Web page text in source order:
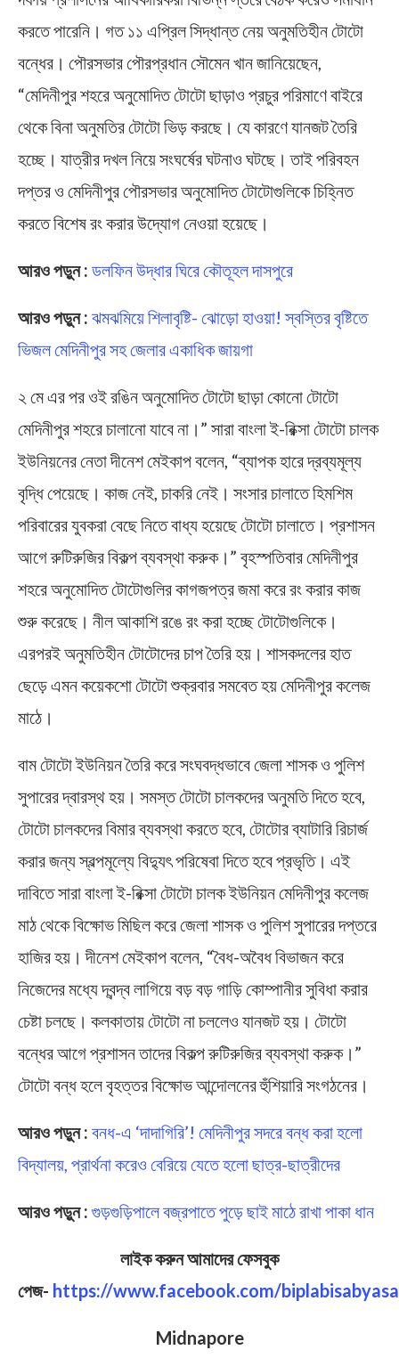
করতে পারেনি। গত ১১ এপ্রিল সিদ্ধান্ত নেয় অনুমতিহীন টোটো
বন্ধের। পৌরসভার পৌরপ্রধান সৌমেন খান জানিয়েছেন,
“মেদিনীপুর শহরে অনুমোদিত টোটো ছাড়াও প্রচুর পরিমাণে বাইরে
থেকে বিনা অনুমতির টোটো ভিড় করছে। যে কারণে যানজট তৈরি
হচ্ছে। যাত্রীর দখল নিয়ে সংঘর্ষের ঘটনাও ঘটছে। তাই পরিবহন
দপ্তর ও মেদিনীপুর পৌরসভার অনুমোদিত টোটোগুলিকে চিহ্নিত
করতে বিশেষ রং করার উদ্যোগ নেওয়া হয়েছে।
আরও পড়ুন : ডলফিন উদ্ধার ঘিরে কৌতূহল দাসপুরে
আরও পড়ুন : ঝমঝমিয়ে শিলাবৃষ্টি- ঝোড়ো হাওয়া! স্বস্তির বৃষ্টিতে
ভিজল মেদিনীপুর সহ জেলার একাধিক জায়গা
২ মে এর পর ওই রঙিন অনুমোদিত টোটো ছাড়া কোনো টোটো
মেদিনীপুর শহরে চালানো যাবে না।” সারা বাংলা ই-রিক্সা টোটো চালক
ইউনিয়নের নেতা দীনেশ মেইকাপ বলেন, “ব্যাপক হারে দ্রব্যমূল্য
বৃদ্ধি পেয়েছে। কাজ নেই, চাকরি নেই। সংসার চালাতে হিমশিম
পরিবারের যুবকরা বেছে নিতে বাধ্য হয়েছে টোটো চালাতে। প্রশাসন
আগে রুটিরুজির বিকল্প ব্যবস্থা করুক।” বৃহস্পতিবার মেদিনীপুর
শহরে অনুমোদিত টোটোগুলির কাগজপত্র জমা করে রং করার কাজ
শুরু করেছে। নীল আকাশি রঙে রং করা হচ্ছে টোটোগুলিকে।
এরপরই অনুমতিহীন টোটোদের চাপ তৈরি হয়। শাসকদলের হাত
ছেড়ে এমন কয়েকশো টোটো শুক্রবার সমবেত হয় মেদিনীপুর কলেজ
মাঠে।
বাম টোটো ইউনিয়ন তৈরি করে সংঘবদ্ধভাবে জেলা শাসক ও পুলিশ
সুপারের দ্বারস্থ হয়। সমস্ত টোটো চালকদের অনুমতি দিতে হবে,
টোটো চালকদের বিমার ব্যবস্থা করতে হবে, টোটোর ব্যাটারি রিচার্জ
করার জন্য স্বল্পমূল্যে বিদ্যুৎ পরিষেবা দিতে হবে প্রভৃতি। এই
দাবিতে সারা বাংলা ই-রিক্সা টোটো চালক ইউনিয়ন মেদিনীপুর কলেজ
মাঠ থেকে বিক্ষোভ মিছিল করে জেলা শাসক ও পুলিশ সুপারের দপ্তরে
হাজির হয়। দীনেশ মেইকাপ বলেন, “বৈধ-অবৈধ বিভাজন করে
নিজেদের মধ্যে দ্বন্দ্ব লাগিয়ে বড় বড় গাড়ি কোম্পানীর সুবিধা করার
চেষ্টা চলছে। কলকাতায় টোটো না চললেও যানজট হয়। টোটো
বন্ধের আগে প্রশাসন তাদের বিকল্প রুটিরুজির ব্যবস্থা করুক।”
টোটো বন্ধ হলে বৃহত্তর বিক্ষোভ আন্দোলনের হুঁশিয়ারি সংগঠনের।
আরও পড়ুন : বনধ-এ ‘দাদাগিরি’! মেদিনীপুর সদরে বন্ধ করা হলো
বিদ্যালয়, প্রার্থনা করেও বেরিয়ে যেতে হলো ছাত্র-ছাত্রীদের
আরও পড়ুন : গুড়গুড়িপালে বজ্রপাতে পুড়ে ছাই মাঠে রাখা পাকা ধান
লাইক করুন আমাদের ফেসবুক
পেজ- https://www.facebook.com/
Midnapore